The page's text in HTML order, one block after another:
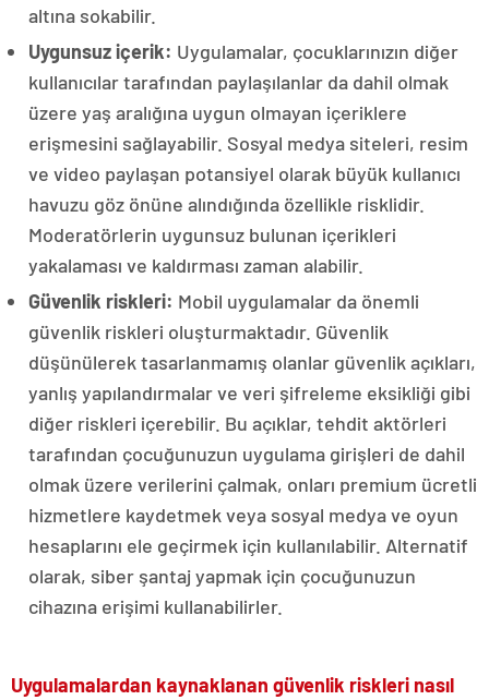
altına sokabilir.
Uygunsuz içerik: Uygulamalar, çocuklarınızın diğer
kullanıcılar tarafından paylaşılanlar da dahil olmak
üzere yaş aralığına uygun olmayan içeriklere
erişmesini sağlayabilir. Sosyal medya siteleri, resim
ve video paylaşan potansiyel olarak büyük kullanıcı
havuzu göz önüne alındığında özellikle risklidir.
Moderatörlerin uygunsuz bulunan içerikleri
yakalaması ve kaldırması zaman alabilir.
Güvenlik riskleri: Mobil uygulamalar da önemli
güvenlik riskleri oluşturmaktadır. Güvenlik
düşünülerek tasarlanmamış olanlar güvenlik açıkları,
yanlış yapılandırmalar ve veri şifreleme eksikliği gibi
diğer riskleri içerebilir. Bu açıklar, tehdit aktörleri
tarafından çocuğunuzun uygulama girişleri de dahil
olmak üzere verilerini çalmak, onları premium ücretli
hizmetlere kaydetmek veya sosyal medya ve oyun
hesaplarını ele geçirmek için kullanılabilir. Alternatif
olarak, siber şantaj yapmak için çocuğunuzun
cihazına erişimi kullanabilirler.
Uygulamalardan kaynaklanan güvenlik riskleri nasıl